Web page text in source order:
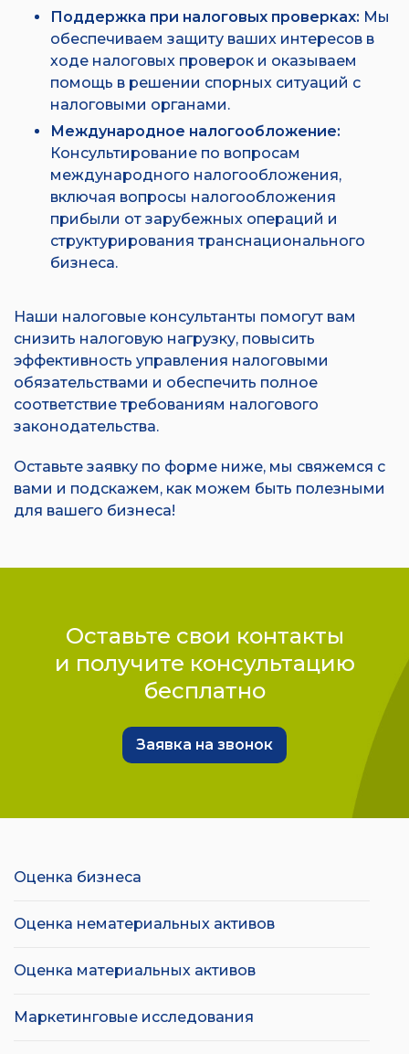
Оставьте свои контакты
и получите консультацию
бесплатно
Заявка на звонок
Оценка бизнеса
Оценка нематериальных активов
Оценка материальных активов
Маркетинговые исследования
Поддержка при налоговых проверках: Мы
обеспечиваем защиту ваших интересов в
ходе налоговых проверок и оказываем
помощь в решении спорных ситуаций с
налоговыми органами.
Международное налогообложение:
Консультирование по вопросам
международного налогообложения,
включая вопросы налогообложения
прибыли от зарубежных операций и
структурирования транснационального
бизнеса.
Наши налоговые консультанты помогут вам
снизить налоговую нагрузку, повысить
эффективность управления налоговыми
обязательствами и обеспечить полное
соответствие требованиям налогового
законодательства.
Оставьте заявку по форме ниже, мы свяжемся с
вами и подскажем, как можем быть полезными
для вашего бизнеса!